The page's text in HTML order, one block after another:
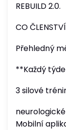
REBUILD 2.0.
CO
Přehledný
**Každý
3 silové
Mobilní